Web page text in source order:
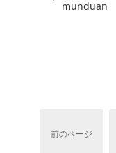
munduan
前のページ